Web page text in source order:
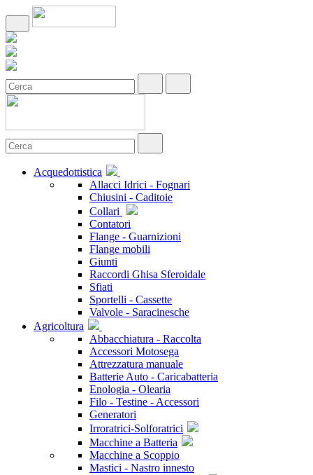
Acquedottistica
Allacci Idrici - Fognari
Chiusini - Caditoie
Collari
Contatori
Flange - Guarnizioni
Flange mobili
Giunti
Raccordi Ghisa Sferoidale
Sfiati
Sportelli - Cassette
Valvole - Saracinesche
Agricoltura
Abbacchiatura - Raccolta
Accessori Motosega
Attrezzatura manuale
Batterie Auto - Caricabatteria
Enologia - Olearia
Filo - Testine - Accessori
Generatori
Irroratrici-Solforatrici
Macchine a Batteria
Macchine a Scoppio
Mastici - Nastro innesto